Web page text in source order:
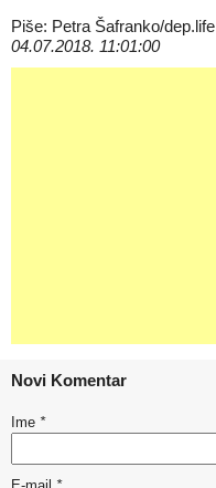
Piše: Petra Šafranko/dep.life
04.07.2018. 11:01:00
Novi Komentar
Ime *